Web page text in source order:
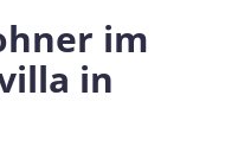
im
in